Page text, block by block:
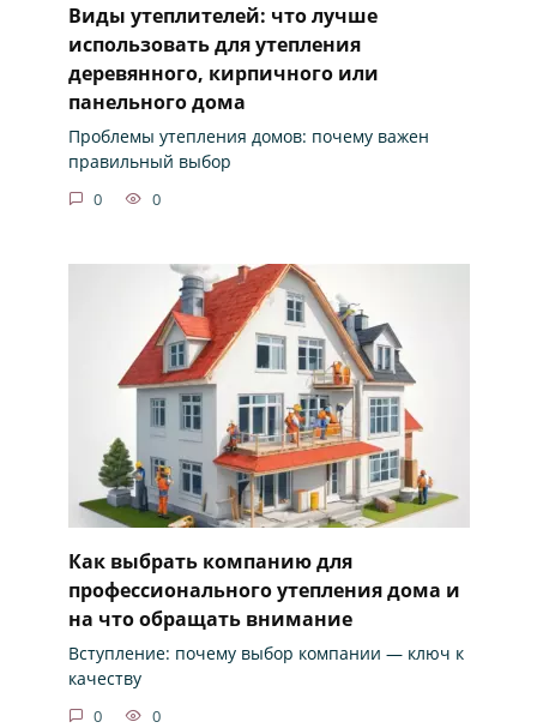
Виды утеплителей: что лучше
использовать для утепления
деревянного, кирпичного или
панельного дома
Проблемы утепления домов: почему важен
правильный выбор
0 0
Как выбрать компанию для
профессионального утепления дома и
на что обращать внимание
Вступление: почему выбор компании — ключ к
качеству
0 0